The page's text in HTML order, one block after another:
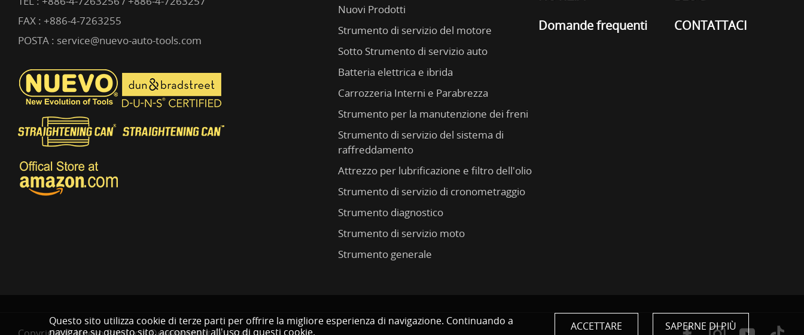
Questo sito utilizza cookie di terze parti per offrire la migliore esperienza di navigazione. Continuando a
navigare su questo sito, acconsenti all'uso di questi cookie.
ACCETTARE SAPERNE DI PIÙ
Nuovi Prodotti
Strumento di servizio del motore
Sotto Strumento di servizio auto
Batteria elettrica e ibrida
Carrozzeria Interni e Parabrezza
Strumento per la manutenzione dei freni
Strumento di servizio del sistema di
raffreddamento
Attrezzo per lubrificazione e filtro dell'olio
Strumento di servizio di cronometraggio
Strumento diagnostico
Strumento di servizio moto
Strumento generale
Domande frequenti
CONTATTACI
FAX : +886-4-7263255
POSTA : service@nuevo-auto-tools.com